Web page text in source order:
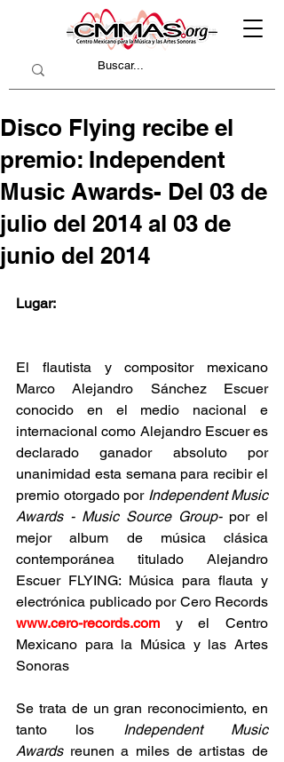
Disco Flying recibe el
premio: Independent
Music Awards- Del 03 de
julio del 2014 al 03 de
junio del 2014
Lugar:
El flautista y compositor mexicano
Marco Alejandro Sánchez Escuer
conocido en el medio nacional e
internacional como Alejandro Escuer es
declarado ganador absoluto por
unanimidad esta semana para recibir el
premio otorgado por Independent Music
Awards - Music Source Group- por el
mejor album de música clásica
contemporánea titulado Alejandro
Escuer FLYING: Música para flauta y
www.cero-records.com y el Centro
Mexicano para la Música y las Artes
Sonoras
Se trata de un gran reconocimiento, en
tanto los Independent Music
Awards reunen a miles de artistas de